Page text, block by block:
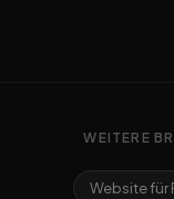
WEITERE
Website für